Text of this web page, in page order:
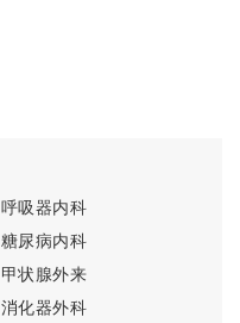
呼吸器内科
糖尿病内科
甲状腺外来
消化器外科